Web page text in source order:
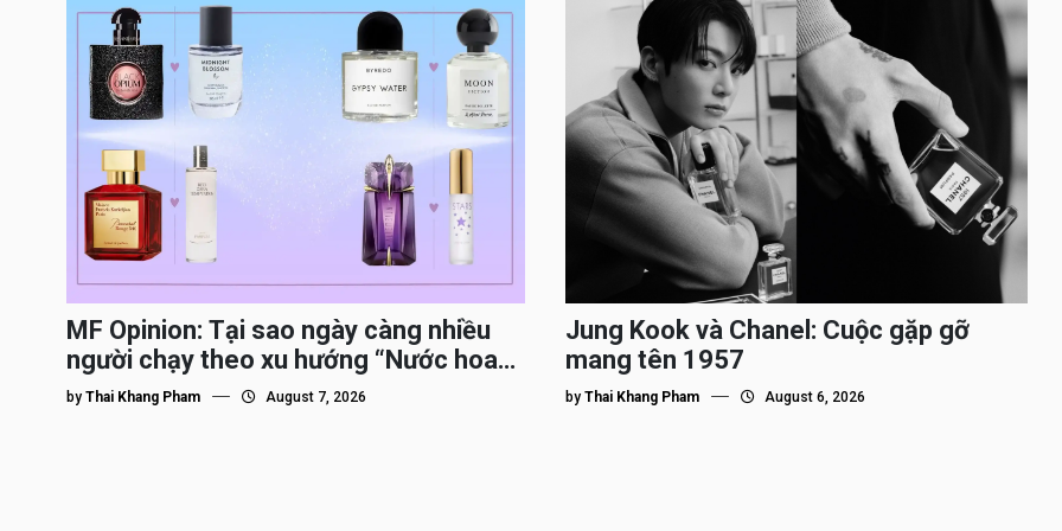
MF Opinion: Tại sao ngày càng nhiều
người chạy theo xu hướng “Nước hoa
Dupe”?
by Thai Khang Pham August 7, 2026
Jung Kook và Chanel: Cuộc gặp gỡ
mang tên 1957
by Thai Khang Pham August 6, 2026